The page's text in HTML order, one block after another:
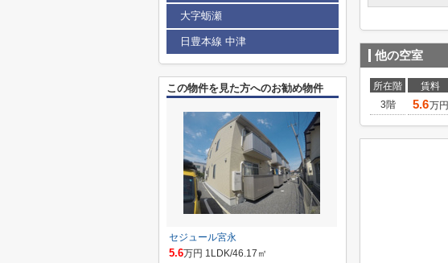
他の空室
所在階 賃料
3階
5.6万円
大字蛎瀬
日豊本線 中津
この物件を見た方へのお勧め物件
セジュール宮永
5.6万円 1LDK/46.17㎡